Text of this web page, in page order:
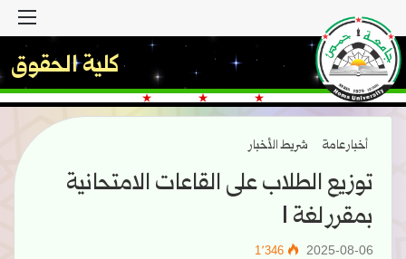
كلية الحقوق
أخبار عامة شريط الأخبار
توزيع الطلاب على القاعات الامتحانية
بمقرر لغة 1
2025-08-06